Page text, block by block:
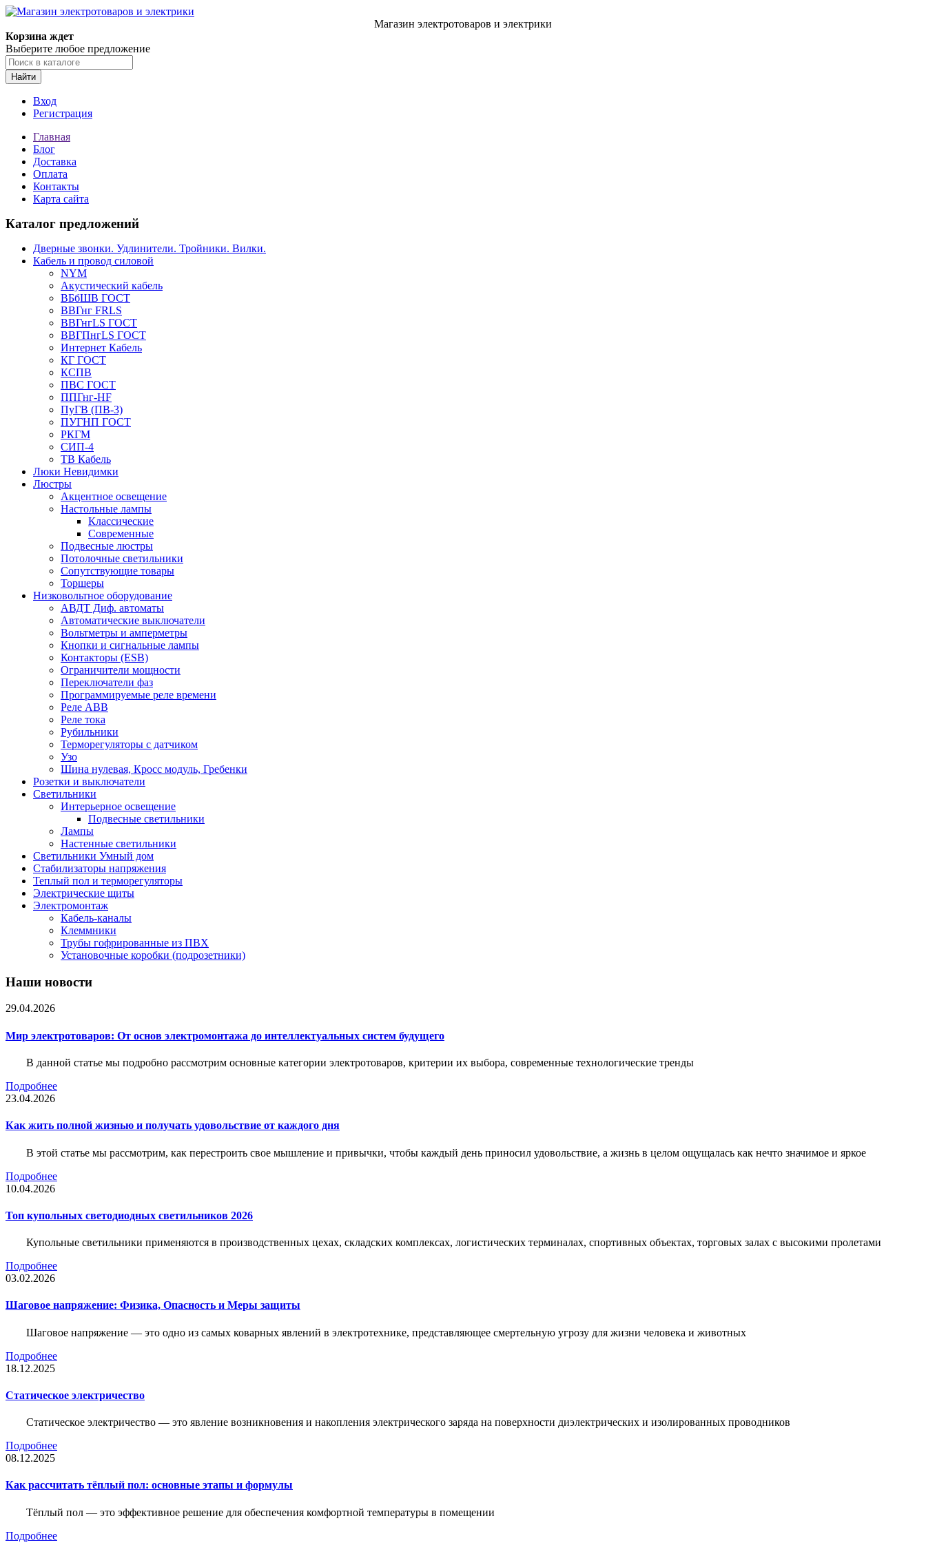
Магазин электротоваров и электрики
Корзина ждет
Выберите любое предложение
Найти
Вход
Регистрация
Главная
Блог
Доставка
Оплата
Контакты
Карта сайта
Каталог предложений
Дверные звонки. Удлинители. Тройники. Вилки.
Кабель и провод силовой
NYM
Акустический кабель
ВБбШВ ГОСТ
ВВГнг FRLS
ВВГнгLS ГОСТ
ВВГПнгLS ГОСТ
Интернет Кабель
КГ ГОСТ
КСПВ
ПВС ГОСТ
ППГнг-HF
ПуГВ (ПВ-3)
ПУГНП ГОСТ
РКГМ
СИП-4
ТВ Кабель
Люки Невидимки
Люстры
Акцентное освещение
Настольные лампы
Классические
Современные
Подвесные люстры
Потолочные светильники
Сопутствующие товары
Торшеры
Низковольтное оборудование
АВДT Диф. автоматы
Автоматические выключатели
Вольтметры и амперметры
Кнопки и сигнальные лампы
Контакторы (ESB)
Ограничители мощности
Переключатели фаз
Программируемые реле времени
Реле ABB
Реле тока
Рубильники
Терморегуляторы с датчиком
Узо
Шина нулевая, Кросс модуль, Гребенки
Розетки и выключатели
Светильники
Интерьерное освещение
Подвесные светильники
Лампы
Настенные светильники
Светильники Умный дом
Стабилизаторы напряжения
Теплый пол и терморегуляторы
Электрические щиты
Электромонтаж
Кабель-каналы
Клеммники
Трубы гофрированные из ПВХ
Установочные коробки (подрозетники)
Наши новости
29.04.2026
Мир электротоваров: От основ электромонтажа до интеллектуальных систем будущего
В данной статье мы подробно рассмотрим основные категории электротоваров, критерии их выбора, современные технологические тренды
Подробнее
23.04.2026
Как жить полной жизнью и получать удовольствие от каждого дня
В этой статье мы рассмотрим, как перестроить свое мышление и привычки, чтобы каждый день приносил удовольствие, а жизнь в целом ощущалась как нечто значимое и яркое
Подробнее
10.04.2026
Топ купольных светодиодных светильников 2026
Купольные светильники применяются в производственных цехах, складских комплексах, логистических терминалах, спортивных объектах, торговых залах с высокими пролетами
Подробнее
03.02.2026
Шаговое напряжение: Физика, Опасность и Меры защиты
Шаговое напряжение — это одно из самых коварных явлений в электротехнике, представляющее смертельную угрозу для жизни человека и животных
Подробнее
18.12.2025
Статическое электричество
Статическое электричество — это явление возникновения и накопления электрического заряда на поверхности диэлектрических и изолированных проводников
Подробнее
08.12.2025
Как рассчитать тёплый пол: основные этапы и формулы
Тёплый пол — это эффективное решение для обеспечения комфортной температуры в помещении
Подробнее